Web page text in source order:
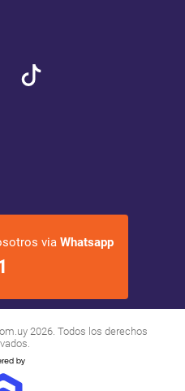
via Whatsapp
2026. Todos los derechos